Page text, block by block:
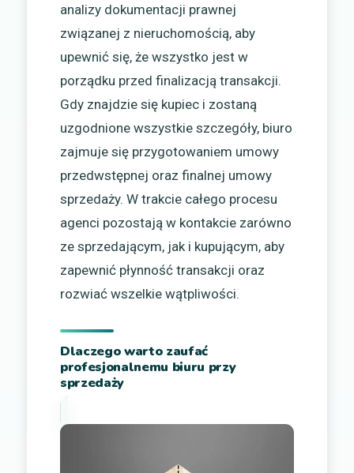
analizy dokumentacji prawnej
związanej z nieruchomością, aby
upewnić się, że wszystko jest w
porządku przed finalizacją transakcji.
Gdy znajdzie się kupiec i zostaną
uzgodnione wszystkie szczegóły, biuro
zajmuje się przygotowaniem umowy
przedwstępnej oraz finalnej umowy
sprzedaży. W trakcie całego procesu
agenci pozostają w kontakcie zarówno
ze sprzedającym, jak i kupującym, aby
zapewnić płynność transakcji oraz
rozwiać wszelkie wątpliwości.
Dlaczego warto zaufać
profesjonalnemu biuru przy
sprzedaży